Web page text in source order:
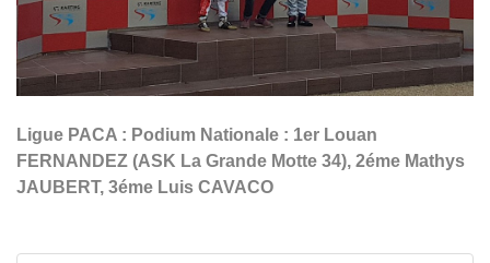
Ligue PACA : Podium Nationale : 1er Louan
FERNANDEZ (ASK La Grande Motte 34), 2éme Mathys
JAUBERT, 3éme Luis CAVACO